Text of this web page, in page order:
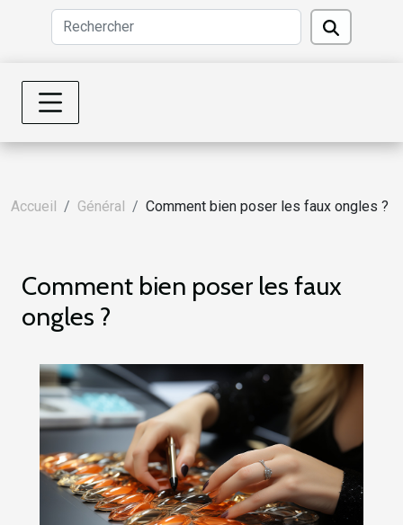
Accueil Général Comment bien poser les faux ongles ?
Comment bien poser les faux
ongles ?